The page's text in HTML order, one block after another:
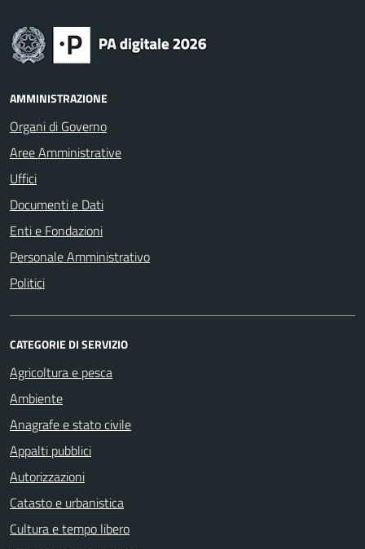
AMMINISTRAZIONE
Organi di Governo
Aree Amministrative
Uffici
Documenti e Dati
Enti e Fondazioni
Personale Amministrativo
Politici
CATEGORIE DI SERVIZIO
Agricoltura e pesca
Ambiente
Anagrafe e stato civile
Appalti pubblici
Autorizzazioni
Catasto e urbanistica
Cultura e tempo libero